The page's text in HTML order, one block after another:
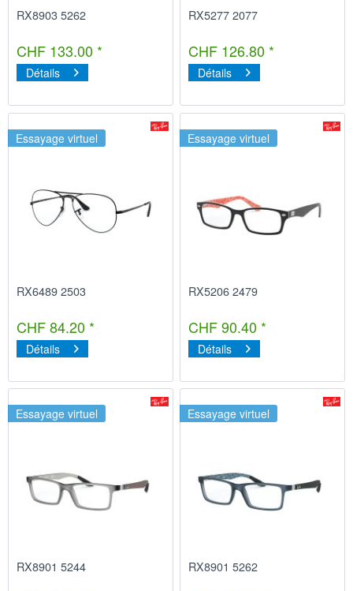
RX8903 5262
CHF 133.00 *
Détails
RX5277 2077
CHF 126.80 *
Détails
Essayage virtuel
RX6489 2503
CHF 84.20 *
Détails
Essayage virtuel
RX5206 2479
CHF 90.40 *
Détails
Essayage virtuel
RX8901 5244
Essayage virtuel
RX8901 5262